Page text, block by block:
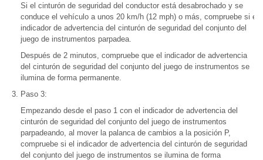
Si el cinturón de seguridad del conductor está desabrochado y se
conduce el vehículo a unos 20 km/h (12 mph) o más, compruebe si el
indicador de advertencia del cinturón de seguridad del conjunto del
juego de instrumentos parpadea.
Después de 2 minutos, compruebe que el indicador de advertencia
del cinturón de seguridad del conjunto del juego de instrumentos se
ilumina de forma permanente.
Paso 3:
Empezando desde el paso 1 con el indicador de advertencia del
cinturón de seguridad del conjunto del juego de instrumentos
parpadeando, al mover la palanca de cambios a la posición P,
compruebe si el indicador de advertencia del cinturón de seguridad
del conjunto del juego de instrumentos se ilumina de forma